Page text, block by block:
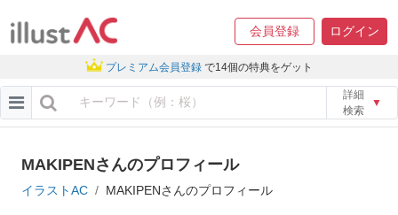
会員登録 ログイン
プレミアム会員登録 で14個の特典をゲット
詳細
検索
▼
MAKIPENさんのプロフィール
イラストAC MAKIPENさんのプロフィール